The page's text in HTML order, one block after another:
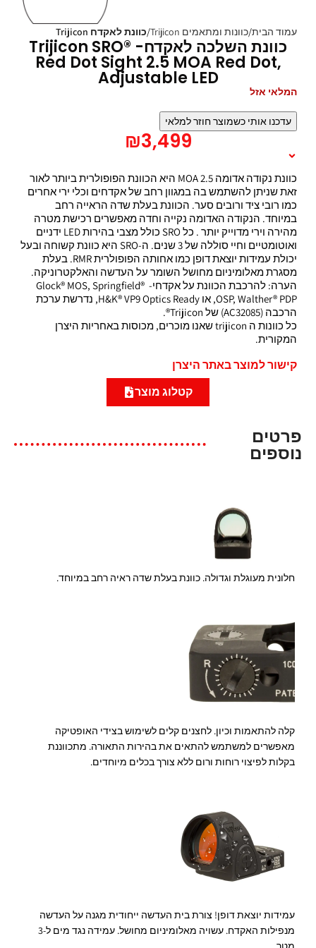
עמוד הבית כוונות ומתאמים Trijicon כוונת לאקדח Trijicon
כוונת השלכה לאקדח- Trijicon SRO®
Red Dot Sight 2.5 MOA Red Dot,
Adjustable LED
המלאי אזל
עדכנו אותי כשמוצר חוזר למלאי
₪3,499
כוונת נקודה אדומה 2.5 MOA היא הכוונת הפופולרית ביותר לאור
זאת שניתן להשתמש בה במגוון רחב של אקדחים וכלי ירי אחרים
כמו רובי ציד ורובים סער. הכוונת בעלת שדה הראייה רחב
במיוחד. הנקודה האדומה נקייה וחדה מאפשרים רכישת מטרה
מהירה וירי מדוייק יותר . כל SRO כולל מצבי בהירות LED ידניים
ואוטומטיים וחיי סוללה של 3 שנים. ה-SRO היא כוונת קשוחה ובעל
יכולת עמידות יוצאת דופן כמו אחותה הפופולרית RMR. בעלת
מסגרת מאלומיניום מחושל השומר על העדשה והאלקטרוניקה.
הערה: להרכבת הכוונת על אקדחי- Glock® MOS, Springfield®
OSP, Walther® PDP, או H&K® VP9 Optics Ready, נדרשת ערכת
הרכבה (AC32085) של Trijicon®.
כל כוונות ה trijicon שאנו מוכרים, מכוסות באחריות היצרן
המקורית.
קישור למוצר באתר היצרן
קטלוג מוצר
פרטים
נוספים
חלונית מעוגלת וגדולה. כוונת בעלת שדה ראיה רחב במיוחד.
קלה להתאמות וכיון. לחצנים קלים לשימוש בצידי האופטיקה
מאפשרים למשתמש להתאים את בהירות התאורה. מתכווננת
בקלות לפיצוי רוחות ורום ללא צורך בכלים מיוחדים.
עמידות יוצאת דופן! צורת בית העדשה ייחודית מגנה על העדשה
מנפילות האקדח. עשויה מאלומיניום מחושל. עמידה נגד מים ל-3